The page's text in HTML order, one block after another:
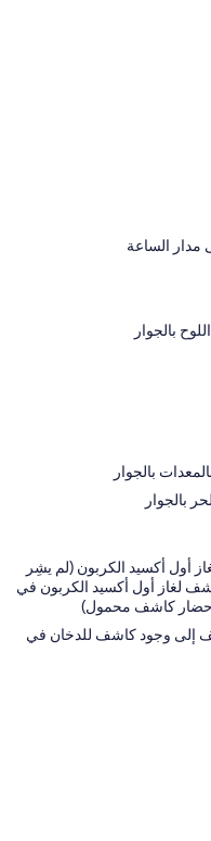
مدار الساعة
بالجوار
بالجوار
بالجوار
أول أكسيد الكربون (لم يشِر
لغاز أول أكسيد الكربون في
إحضار كاشف محمول)
إلى وجود كاشف للدخان في